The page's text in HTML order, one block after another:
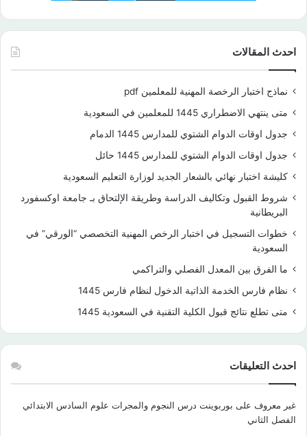
احدث المقالات
نماذج اختبار الرخصة المهنية للمعلمين pdf
متى ينتهي الاضطراري 1445 للمعلمين في السعودية
جدول اوقات الدوام الشتوي للمدارس 1445 الدمام
جدول اوقات الدوام الشتوي للمدارس 1445 حائل
كليشة اختبار نهائي بالشعار الجديد لوزارة التعليم السعودية
شروط القبول وتكاليف الدراسة وطريقة الإلتحاق بـ جامعة اوكسفورد
البريطانية
خطوات التسجيل في اختبار الرخص المهنية التخصصي “الورقي” في
السعودية
ما الفرق بين المعدل الفصلي والتراكمي
نظام فارس الخدمة الذاتية الدخول لنظام فارس 1445
متى تطلع نتائج قبول الكلية التقنية في السعودية 1445
احدث التعليقات
غير معروف على بوربوينت درس النجوم والمجرات علوم السادس الابتدائي
الفصل الثاني